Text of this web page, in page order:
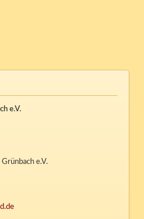
e.V.
e.V.